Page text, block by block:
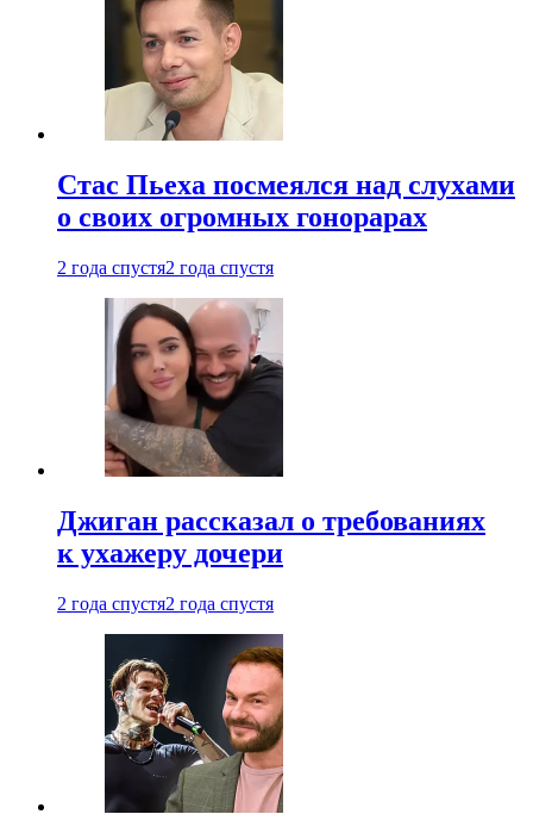
Стас Пьеха посмеялся над слухами
о своих огромных гонорарах
2 года спустя2 года спустя
Джиган рассказал о требованиях
к ухажеру дочери
2 года спустя2 года спустя